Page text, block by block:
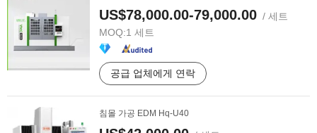
US$78,000.00-79,000.00 / 세트
MOQ:1 세트
공급 업체에게 연락
침몰 가공 EDM Hq-U40